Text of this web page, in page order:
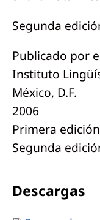
Segunda
Publicado por
Instituto
México, D.F.
2006
Primera
Segunda
Descargas